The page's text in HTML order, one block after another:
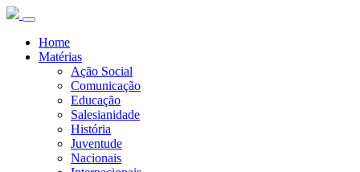
Home
Matérias
Ação Social
Comunicação
Educação
Salesianidade
História
Juventude
Nacionais